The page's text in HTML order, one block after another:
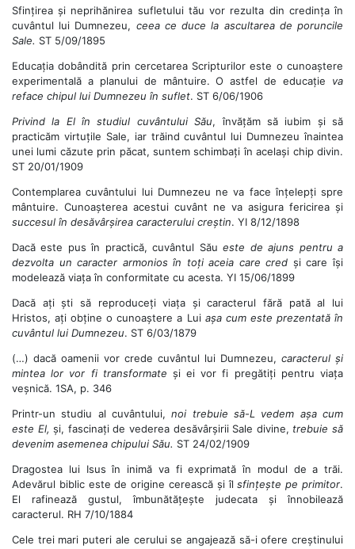
Sfințirea și neprihănirea sufletului tău vor rezulta din credința în
cuvântul lui Dumnezeu, ceea ce duce la ascultarea de poruncile
Sale. ST 5/09/1895
Educația dobândită prin cercetarea Scripturilor este o cunoaștere
experimentală a planului de mântuire. O astfel de educație va
reface chipul lui Dumnezeu în suflet. ST 6/06/1906
Privind la El în studiul cuvântului Său, învățăm să iubim și să
practicăm virtuțile Sale, iar trăind cuvântul lui Dumnezeu înaintea
unei lumi căzute prin păcat, suntem schimbați în același chip divin.
ST 20/01/1909
Contemplarea cuvântului lui Dumnezeu ne va face înțelepți spre
mântuire. Cunoașterea acestui cuvânt ne va asigura fericirea și
succesul în desăvârșirea caracterului creștin. YI 8/12/1898
Dacă este pus în practică, cuvântul Săueste de ajuns pentru a
dezvolta un caracter armonios în toți aceia care cred și care își
modelează viața în conformitate cu acesta. YI 15/06/1899
Dacă ați ști să reproduceți viața și caracterul fără pată al lui
Hristos, ați obține o cunoaștere a Lui așa cum este prezentată în
cuvântul lui Dumnezeu. ST 6/03/1879
(…) dacă oamenii vor crede cuvântul lui Dumnezeu, caracterul și
mintea lor vor fi transformate și ei vor fi pregătiți pentru viața
veșnică. 1SA, p. 346
Printr-un studiu al cuvântului,noi trebuie să-L vedem așa cum
este El, și, fascinați de vederea desăvârșirii Sale divine, trebuie să
devenim asemenea chipului Său. ST 24/02/1909
Dragostea lui Isus în inimă va fi exprimată în modul de a trăi.
Adevărul biblic este de origine cerească și îlsfințește pe primitor.
El rafinează gustul, îmbunătățește judecata și înnobilează
caracterul. RH 7/10/1884
Cele trei mari puteri ale cerului se angajează să-i ofere creștinului